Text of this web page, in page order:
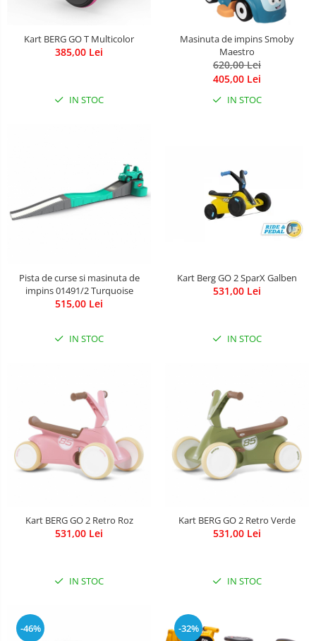
Kart BERG GO T Multicolor
385,00 Lei
IN STOC
Masinuta de impins Smoby
Maestro
620,00 Lei
405,00 Lei
IN STOC
Pista de curse si masinuta de
impins 01491/2 Turquoise
515,00 Lei
IN STOC
Kart Berg GO 2 SparX Galben
531,00 Lei
IN STOC
Kart BERG GO 2 Retro Roz
531,00 Lei
IN STOC
Kart BERG GO 2 Retro Verde
531,00 Lei
IN STOC
-46% -32%